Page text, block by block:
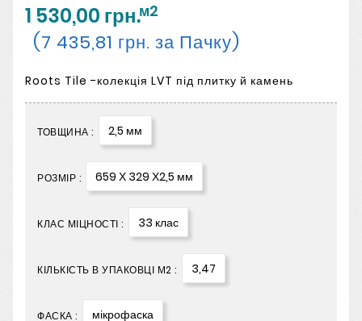
1 530,00 грн.м2
(7 435,81 грн. за Пачку)
Roots Tile -колекція LVT під плитку й камень
ТОВЩИНА : 2,5 мм
РОЗМІР : 659 Х 329 Х2,5 мм
КЛАС МІЦНОСТІ : 33 клас
КІЛЬКІСТЬ В УПАКОВЦІ М2 : 3,47
ФАСКА : мікрофаска